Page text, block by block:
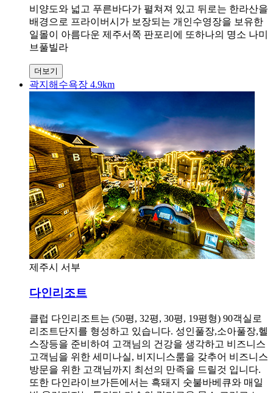
비양도와 넓고 푸른바다가 펼쳐져 있고 뒤로는 한라산을
배경으로 프라이버시가 보장되는 개인수영장을 보유한
일몰이 아름다운 제주서쪽 판포리에 또하나의 명소 나미
브풀빌라
더보기
곽지해수욕장 4.9km
제주시 서부
다인리조트
클럽 다인리조트는 (50평, 32평, 30평, 19평형) 90객실로
리조트단지를 형성하고 있습니다. 성인풀장,소아풀장,헬
스장등을 준비하여 고객님의 건강을 생각하고 비즈니스
고객님을 위한 세미나실, 비지니스룸을 갖추어 비즈니스
방문을 위한 고객님까지 최선의 만족을 드릴것 입니다.
또한 다인라이브가든에서는 흑돼지 숫불바베큐와 매일